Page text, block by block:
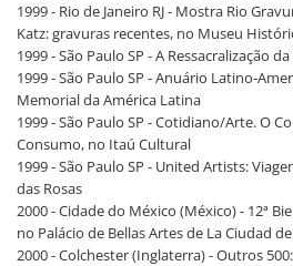
1999 - Rio de Janeiro RJ - Mostra Rio
Katz: gravuras recentes, no Museu
1999 - São Paulo SP - A Ressacralização
1999 - São Paulo SP - Anuário Latino-
Memorial da América Latina
1999 - São Paulo SP - Cotidiano/Arte. O
Consumo, no Itaú Cultural
1999 - São Paulo SP - United Artists:
das Rosas
2000 - Cidade do México (México) - 12ª
no Palácio de Bellas Artes de La Ciudad
2000 - Colchester (Inglaterra) - Outros